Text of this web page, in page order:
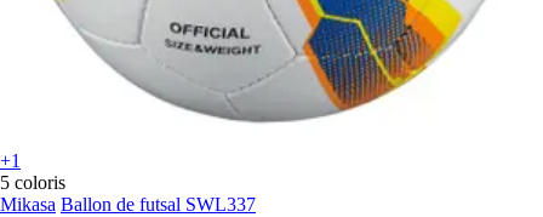
+1
5 coloris
Mikasa Ballon de futsal SWL337